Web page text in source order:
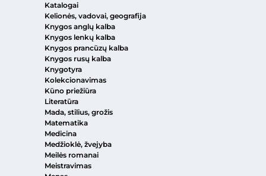
Katalogai
Kelionės, vadovai, geografija
Knygos anglų kalba
Knygos lenkų kalba
Knygos prancūzų kalba
Knygos rusų kalba
Knygotyra
Kolekcionavimas
Kūno priežiūra
Literatūra
Mada, stilius, grožis
Matematika
Medicina
Medžioklė, žvejyba
Meilės romanai
Meistravimas